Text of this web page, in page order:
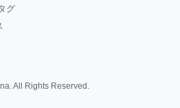
グ
. All Rights Reserved.